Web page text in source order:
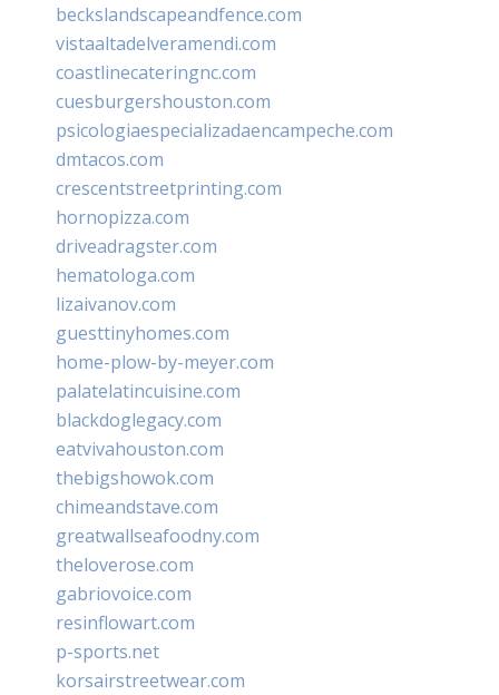
beckslandscapeandfence.com
vistaaltadelveramendi.com
coastlinecateringnc.com
cuesburgershouston.com
psicologiaespecializadaencampeche.com
dmtacos.com
crescentstreetprinting.com
hornopizza.com
driveadragster.com
hematologa.com
lizaivanov.com
guesttinyhomes.com
home-plow-by-meyer.com
palatelatincuisine.com
blackdoglegacy.com
eatvivahouston.com
thebigshowok.com
chimeandstave.com
greatwallseafoodny.com
theloverose.com
gabriovoice.com
resinflowart.com
p-sports.net
korsairstreetwear.com